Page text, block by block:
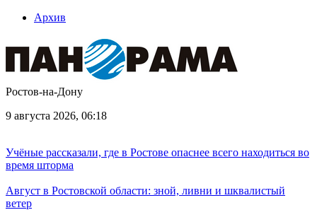
Архив
Ростов-на-Дону
9 августа 2026, 06:18
Учёные рассказали, где в Ростове опаснее всего находиться во
время шторма
Август в Ростовской области: зной, ливни и шквалистый
ветер